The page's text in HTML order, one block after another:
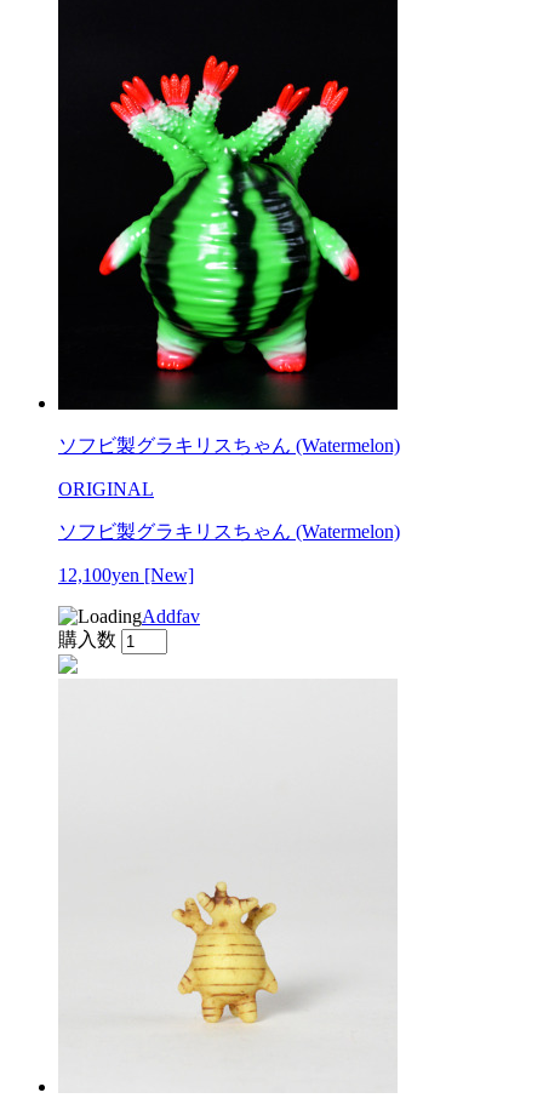
ソフビ製グラキリスちゃん (Watermelon)
ORIGINAL
ソフビ製グラキリスちゃん (Watermelon)
12,100yen [New]
Addfav
購入数